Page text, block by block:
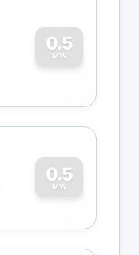
0.5
MW
0
0.5
MW
0